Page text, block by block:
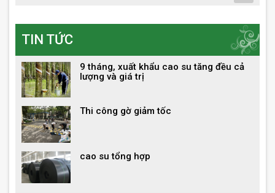
TIN TỨC
9 tháng, xuất khẩu cao su tăng đều cả
lượng và giá trị
Thi công gờ giảm tốc
cao su tổng hợp